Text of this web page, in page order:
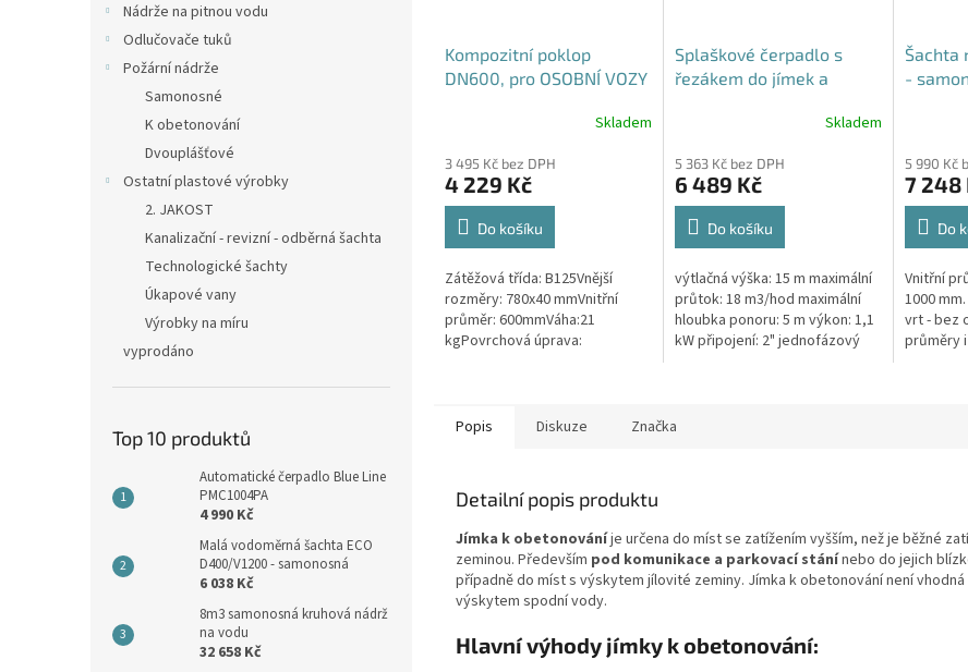
Nádrže na pitnou vodu
Odlučovače tuků
Požární nádrže
Samonosné
K obetonování
Dvouplášťové
Ostatní plastové výrobky
2. JAKOST
Kanalizační - revizní - odběrná šachta
Technologické šachty
Úkapové vany
Výrobky na míru
vyprodáno
Top 10 produktů
Automatické čerpadlo Blue Line
PMC1004PA
4 990 Kč
Malá vodoměrná šachta ECO
D400/V1200 - samonosná
6 038 Kč
8m3 samonosná kruhová nádrž
na vodu
32 658 Kč
Kompozitní poklop
DN600, pro OSOBNÍ VOZY
Skladem
3 495 Kč bez DPH
4 229 Kč
Do košíku
Zátěžová třída: B125Vnější
rozměry: 780x40 mmVnitřní
průměr: 600mmVáha:21
kgPovrchová úprava:
Splaškové čerpadlo s
řezákem do jímek a
produktu
je
5,0
5
hvězdiček.
Skladem
5 363 Kč bez DPH
6 489 Kč
Do košíku
výtlačná výška: 15 m maximální
průtok: 18 m3/hod maximální
hloubka ponoru: 5 m výkon: 1,1
kW připojení: 2" jednofázový
Šachta
-
produktu
je
4,3
5
5 990 Kč
7 248
Do
Vnitřní
1000
vrt - bez
průměry
Popis Diskuze Značka
Detailní popis produktu
Jímka k obetonováníje určena do míst se zatížením vyšším, než je běžné
zeminou. Především pod komunikace a parkovací stánínebo do jejich
případně do míst s výskytem jílovité zeminy. Jímka k obetonování není
výskytem spodní vody.
Hlavní výhody jímky k obetonování: